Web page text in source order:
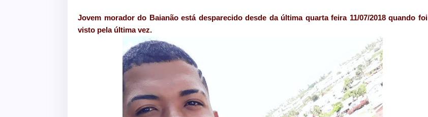
Jovem morador do Baianão está desparecido desde da última quarta feira 11/07/2018 quando foi
visto pela última vez.